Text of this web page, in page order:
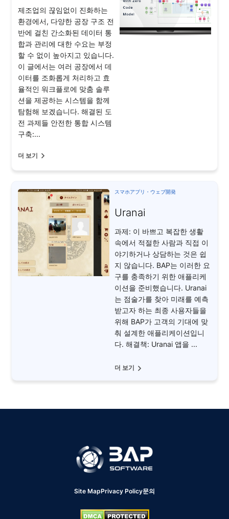
제조업의 끊임없이 진화하는
환경에서, 다양한 공장 구조 전
반에 걸친 간소화된 데이터 통
합과 관리에 대한 수요는 부정
할 수 없이 높아지고 있습니다.
이 글에서는 여러 공장에서 데
이터를 조화롭게 처리하고 효
율적인 워크플로에 맞춤 솔루
션을 제공하는 시스템을 함께
탐험해 보겠습니다. 해결된 도
전 과제들 안전한 통합 시스템
구축:...
더 보기
スマホアプリ・ウェブ開発
Uranai
과제: 이 바쁘고 복잡한 생활
속에서 적절한 사람과 직접 이
야기하거나 상담하는 것은 쉽
지 않습니다. BAP는 이러한 요
구를 충족하기 위한 애플리케
이션을 준비했습니다. Uranai
는 점술가를 찾아 미래를 예측
받고자 하는 최종 사용자들을
위해 BAP가 고객의 기대에 맞
춰 설계한 애플리케이션입니
다. 해결책: Uranai 앱을 ...
더 보기
Site MapPrivacy Policy문의